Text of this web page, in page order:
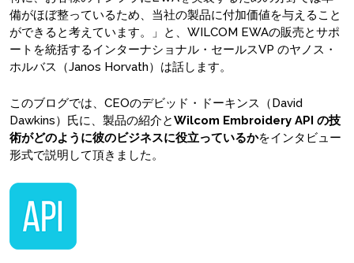
備がほぼ整っているため、当社の製品に付加価値を与えること
ができると考えています。」と、WILCOM EWAの販売とサポ
ートを統括するインターナショナル・セールスVP のヤノス・
ホルバス（Janos Horvath）は話します。
このブログでは、CEOのデビッド・ドーキンス（David
Dawkins）氏に、製品の紹介とWilcom Embroidery API の技
術がどのように彼のビジネスに役立っているかをインタビュー
形式で説明して頂きました。